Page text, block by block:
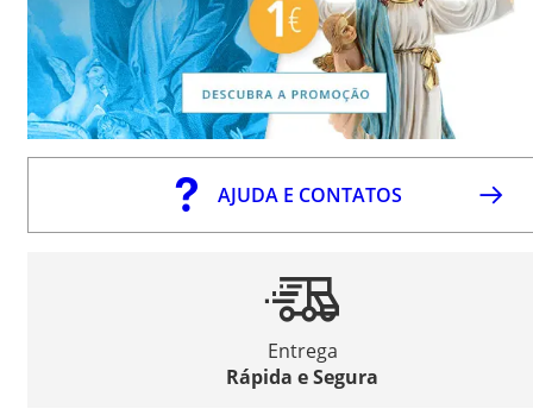
AJUDA E CONTATOS
Entrega
Rápida e Segura